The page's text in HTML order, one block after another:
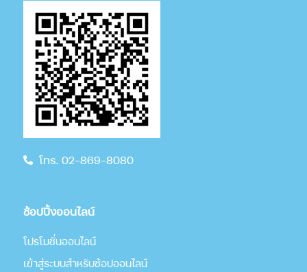
โทร. 02-869-8080
ช้อปปิ้งออนไลน์
โปรโมชั่นออนไลน์
เข้าสู่ระบบสำหรับช้อปออนไลน์